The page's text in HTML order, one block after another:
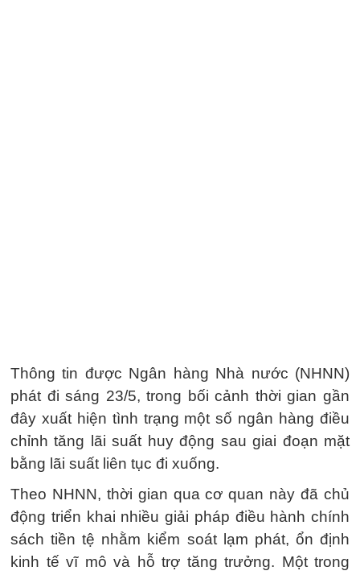
Thông tin được Ngân hàng Nhà nước (NHNN)
phát đi sáng 23/5, trong bối cảnh thời gian gần
đây xuất hiện tình trạng một số ngân hàng điều
chỉnh tăng lãi suất huy động sau giai đoạn mặt
bằng lãi suất liên tục đi xuống.
Theo NHNN, thời gian qua cơ quan này đã chủ
động triển khai nhiều giải pháp điều hành chính
sách tiền tệ nhằm kiểm soát lạm phát, ổn định
kinh tế vĩ mô và hỗ trợ tăng trưởng. Một trong